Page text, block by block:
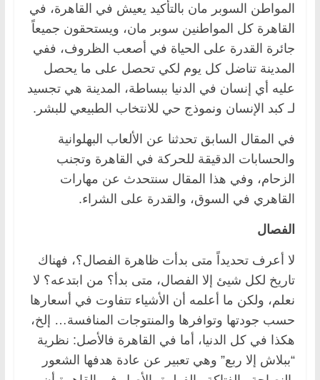
المواطن السوبر مان بالتأكيد يعيش في القاهرة، في
القاهرة كل المواطنين سوبر مان، ويستحقون جميعاً
جائرة القدرة على الحياة في أصعب الظروف، ففي
المدينة تناضل كل يوم لكي تحصل على ما يحصل
عليه أي إنسان في الدنيا ببساطة، المدينة هي تجسيد
لـ كبد الإنسان ونموذج حي للانتخاب الطبيعي للبشر.
في المقال السابق تحدثنا عن الألعاب البهلوانية
والحسابات الدقيقة للحركة في القاهرة وتجنب
الزحام، وفي هذا المقال سنتحدث عن مهارات
القاهري في السوق، والقدرة على الشراء.
الفصال
لا أعرف تحديداً متى بدأت ظاهرة الفصال؟، فهناك
تاريخ لكل شيئ إلا الفصال، متى بدأ؟ من ابتدعه؟ لا
نعلم، ولكن ما أعلمه أن الأشياء تتفاوت في أسعارها
حسب جودتها وتوافرها والمنتوجات المنافسة… إلخ،
هكذا في كل الدنيا، أما في القاهرة فالأصل: نظرية
“ببلاش إلا ربع” وهي تعبير عن عادة هدفها الشعور